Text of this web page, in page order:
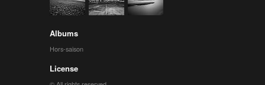
Albums
Hors-saison
License